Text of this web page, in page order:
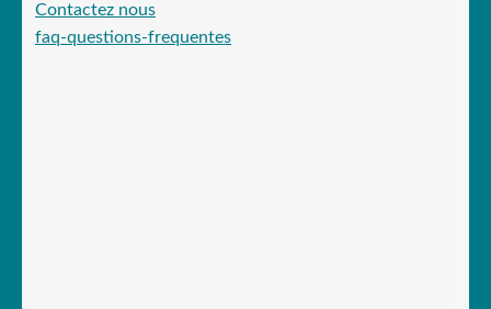
Contactez nous
faq-questions-frequentes